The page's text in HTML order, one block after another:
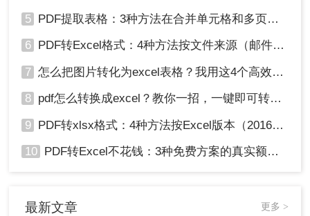
5 PDF提取表格：3种方法在合并单元格和多页表格上的表现差异！
6 PDF转Excel格式：4种方法按文件来源（邮件/扫描/导出）选！
7 怎么把图片转化为excel表格？我用这4个高效方法 ，秒提取表格！
8 pdf怎么转换成excel？教你一招，一键即可转换！
9 PDF转xlsx格式：4种方法按Excel版本（2016/2019/365）兼容性选！
10 PDF转Excel不花钱：3种免费方案的真实额度和识别效果！
最新文章 更多 >